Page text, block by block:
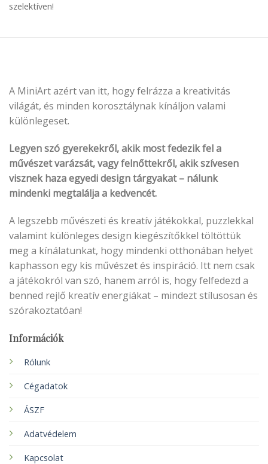
szelektíven!
A MiniArt azért van itt, hogy felrázza a kreativitás
világát, és minden korosztálynak kínáljon valami
különlegeset.
Legyen szó gyerekekről, akik most fedezik fel a
művészet varázsát, vagy felnőttekről, akik szívesen
visznek haza egyedi design tárgyakat – nálunk
mindenki megtalálja a kedvencét.
A legszebb művészeti és kreatív játékokkal, puzzlekkal
valamint különleges design kiegészítőkkel töltöttük
meg a kínálatunkat, hogy mindenki otthonában helyet
kaphasson egy kis művészet és inspiráció. Itt nem csak
a játékokról van szó, hanem arról is, hogy felfedezd a
benned rejlő kreatív energiákat – mindezt stílusosan és
szórakoztatóan!
Információk
Rólunk
Cégadatok
ÁSZF
Adatvédelem
Kapcsolat